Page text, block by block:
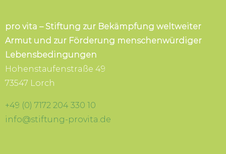
pro vita – Stiftung zur Bekämpfung weltweiter
Armut und zur Förderung menschenwürdiger
Lebensbedingungen
Hohenstaufenstraße 49
73547 Lorch
+49 (0) 7172 204 330 10
info@stiftung-provita.de